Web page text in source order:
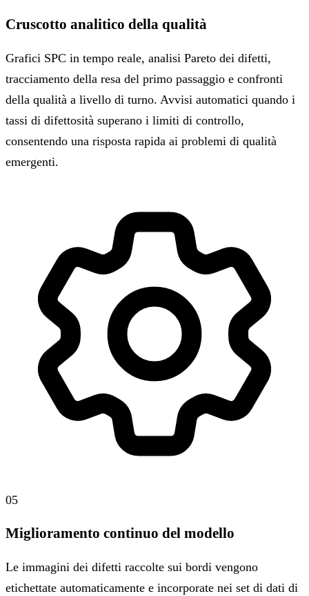
Cruscotto analitico della qualità
Grafici SPC in tempo reale, analisi Pareto dei difetti,
tracciamento della resa del primo passaggio e confronti
della qualità a livello di turno. Avvisi automatici quando i
tassi di difettosità superano i limiti di controllo,
consentendo una risposta rapida ai problemi di qualità
emergenti.
05
Miglioramento continuo del modello
Le immagini dei difetti raccolte sui bordi vengono
etichettate automaticamente e incorporate nei set di dati di